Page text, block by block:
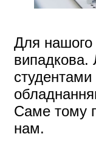
Для нашого
випадкова.
Саме тому
нам.